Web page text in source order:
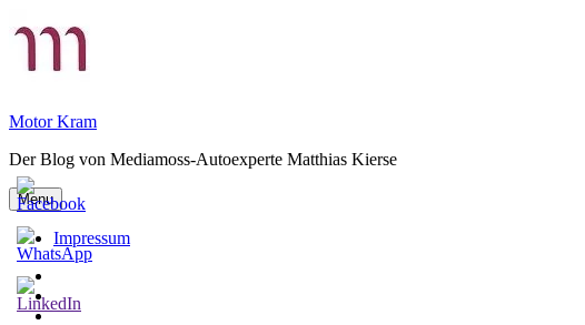
to
Motor Kram
Der Blog von Mediamoss-Autoexperte Matthias Kierse
Menu
Impressum
Einstellungen
ändern
Historie
der
Einwilligungen